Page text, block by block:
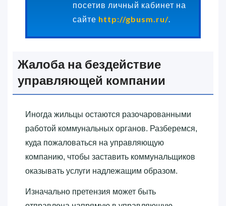
посетив личный кабинет на
сайте http://gbusm.ru/
Жалоба на бездействие
управляющей компании
Иногда жильцы остаются разочарованными
работой коммунальных органов. Разберемся,
куда пожаловаться на управляющую
компанию, чтобы заставить коммунальщиков
оказывать услуги надлежащим образом.
Изначально претензия может быть